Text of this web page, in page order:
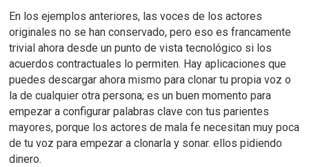
En los ejemplos anteriores, las voces de los actores
originales no se han conservado, pero eso es francamente
trivial ahora desde un punto de vista tecnológico si los
acuerdos contractuales lo permiten. Hay aplicaciones que
puedes descargar ahora mismo para clonar tu propia voz o
la de cualquier otra persona; es un buen momento para
empezar a configurar palabras clave con tus parientes
mayores, porque los actores de mala fe necesitan muy poca
de tu voz para empezar a clonarla y sonar. ellos pidiendo
dinero.